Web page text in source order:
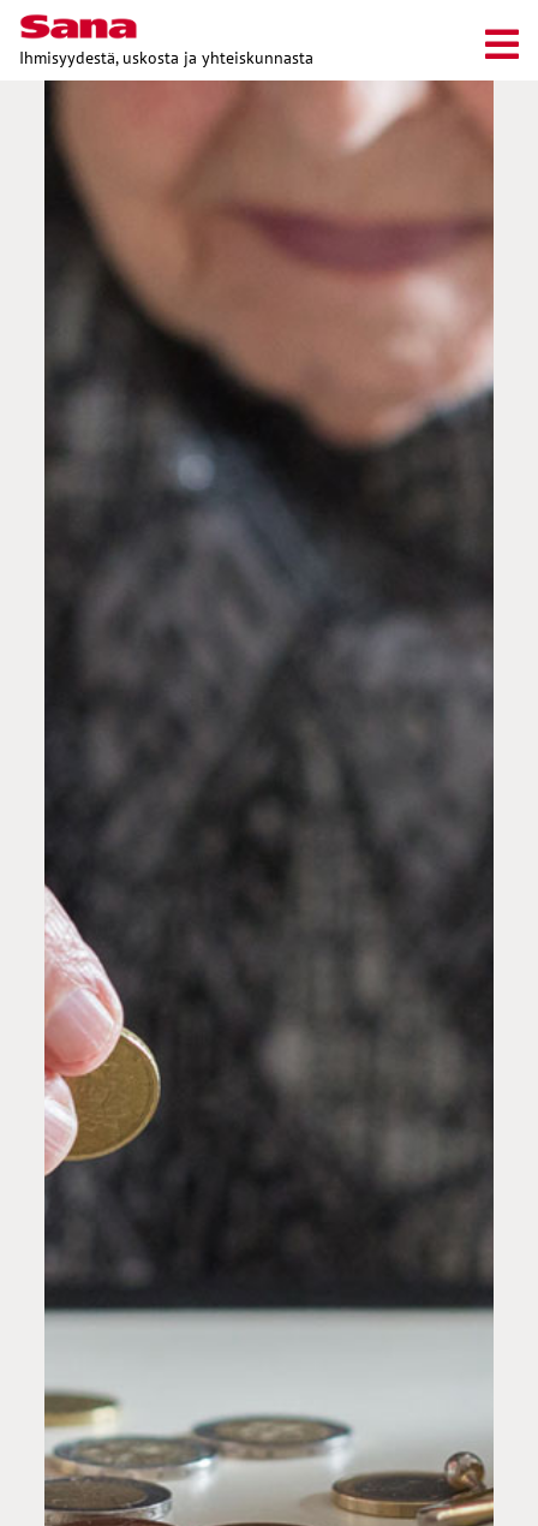
Ihmisyydestä, uskosta ja yhteiskunnasta